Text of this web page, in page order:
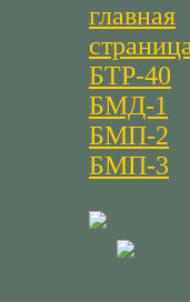
главная
страница
БТР-40
БМД-1
БМП-2
БМП-3